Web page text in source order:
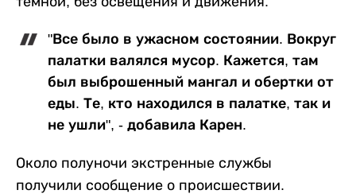
"Все было в ужасном состоянии. Вокруг
палатки валялся мусор. Кажется, там
был выброшенный мангал и обертки от
еды. Те, кто находился в палатке, так и
не ушли", - добавила Карен.
Около полуночи экстренные службы
получили сообщение о происшествии.